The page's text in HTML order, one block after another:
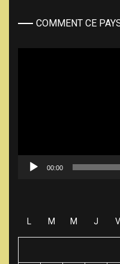
COMMENT CE
00:00
L M M J V